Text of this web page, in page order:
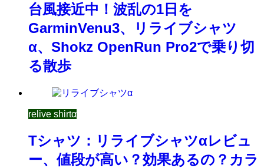
台風接近中！波乱の1日を
GarminVenu3、リライブシャツ
α、Shokz OpenRun Pro2で乗り切
る散歩
relive shirtα
Tシャツ：リライブシャツαレビュ
ー、値段が高い？効果あるの？カラ